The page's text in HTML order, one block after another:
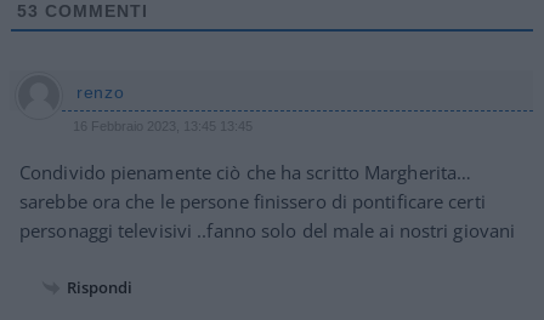
53 COMMENTI
renzo
16 Febbraio 2023, 13:45 13:45
Condivido pienamente ciò che ha scritto Margherita…
sarebbe ora che le persone finissero di pontificare certi
personaggi televisivi ..fanno solo del male ai nostri giovani
Rispondi